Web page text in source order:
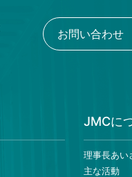
お問い合わせ
JMCに
理事長あい
主な活動